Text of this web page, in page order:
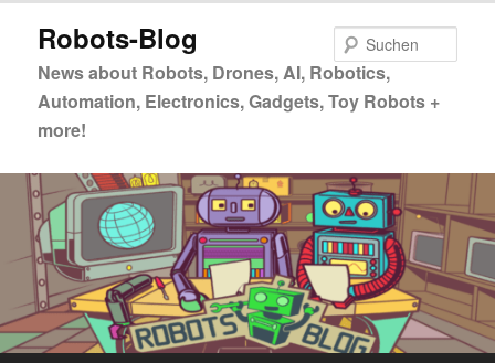
primären
springen
Robots-Blog
News about Robots, Drones, AI, Robotics,
Automation, Electronics, Gadgets, Toy Robots +
more!